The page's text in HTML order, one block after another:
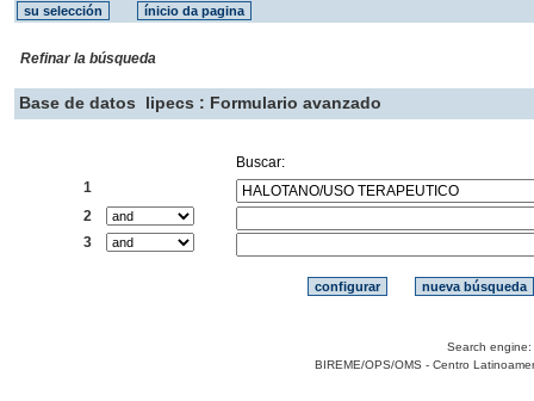
Refinar la búsqueda
Base de datos lipecs : Formulario avanzado
Buscar:
1
2
3
Search engine:
BIREME/OPS/OMS - Centro